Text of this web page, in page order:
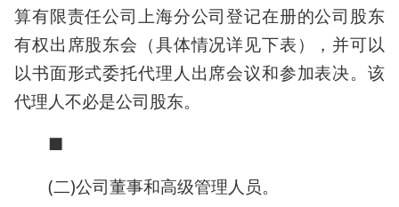
算有限责任公司上海分公司登记在册的公司股东
有权出席股东会（具体情况详见下表），并可以
以书面形式委托代理人出席会议和参加表决。该
代理人不必是公司股东。
■
(二)公司董事和高级管理人员。